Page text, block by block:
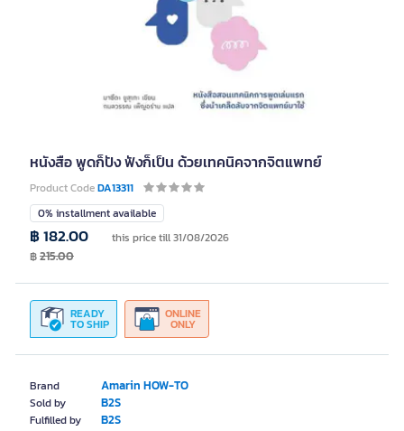
หนังสือ พูดก็ปัง ฟังก็เป็น ด้วยเทคนิคจากจิตแพทย์
Product CodeDA13311
Brand Amarin HOW-TO
Sold by B2S
Fulfilled by B2S
0% installment available
READY
TO SHIP
ONLINE
ONLY
฿ 182.00 this price till 31/08/2026
฿215.00